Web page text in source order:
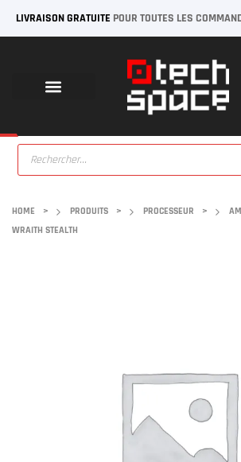
LIVRAISON GRATUITE POUR TOUTES LES
HOME > PRODUITS > PROCESSEUR >
WRAITH STEALTH